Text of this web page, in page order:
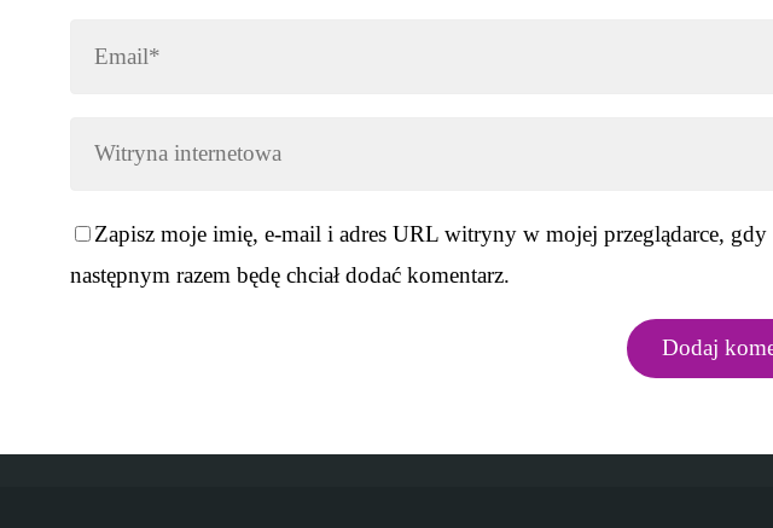
Zapisz moje imię, e-mail i adres URL witryny w mojej przeglądarce, gdy
następnym razem będę chciał dodać komentarz.